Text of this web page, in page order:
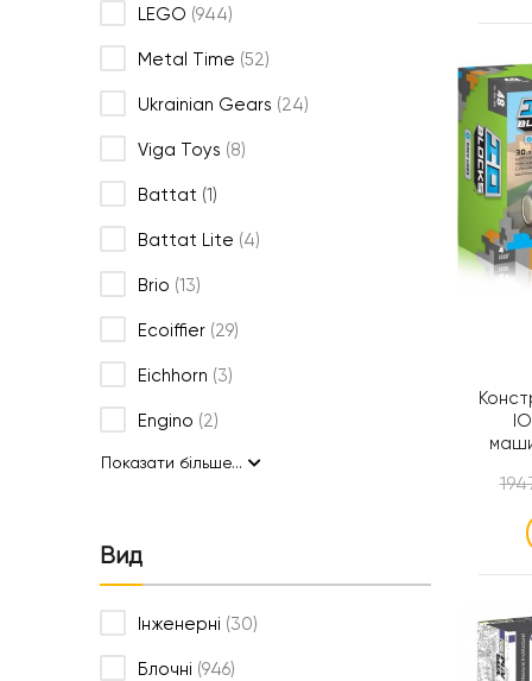
LEGO (944)
Metal Time (52)
Ukrainian Gears (24)
Viga Toys (8)
Battat (1)
Battat Lite (4)
Brio (13)
Ecoiffier (29)
Eichhorn (3)
Engino (2)
Показати більше...
Вид
Інженерні (30)
Блочні (946)